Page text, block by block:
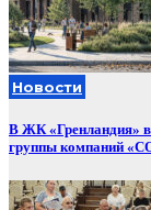
Новости
В ЖК «Гренландия»
группы компаний